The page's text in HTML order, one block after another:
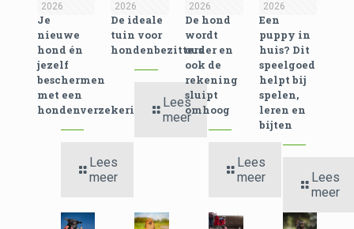
2026
Je
nieuwe
hond én
jezelf
beschermen
met een
hondenverzekering
Lees
meer
2026
De ideale
tuin voor
hondenbezitters
Lees
meer
2026
De hond
wordt
ouder en
ook de
rekening
sluipt
omhoog
Lees
meer
2026
Een
puppy in
huis? Dit
speelgoed
helpt bij
spelen,
leren en
bijten
Lees
meer